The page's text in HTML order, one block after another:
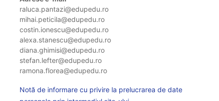
raluca.pantazi@edupedu.ro
mihai.peticila@edupedu.ro
costin.ionescu@edupedu.ro
alexa.stanescu@edupedu.ro
diana.ghimisi@edupedu.ro
stefan.lefter@edupedu.ro
ramona.florea@edupedu.ro
Notă de informare cu privire la prelucrarea de date